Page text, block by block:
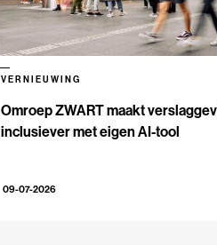
Omroep ZWART maakt
inclusiever met eigen AI-tool
VERNIEUWING
09-07-2026